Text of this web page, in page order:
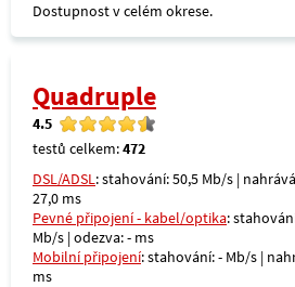
Dostupnost v celém okrese.
Quadruple
4.5
testů celkem:472
DSL/ADSL: stahování: 50,5 Mb/s |
27,0 ms
Pevné připojení - kabel/optika:
Mb/s | odezva: - ms
Mobilní připojení: stahování: - Mb/s |
ms